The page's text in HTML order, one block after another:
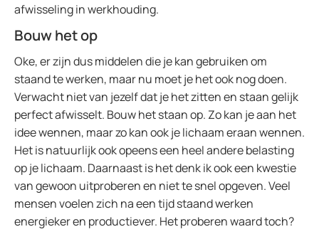
afwisseling in werkhouding.
Bouw het op
Oke, er zijn dus middelen die je kan gebruiken om
staand te werken, maar nu moet je het ook nog doen.
Verwacht niet van jezelf dat je het zitten en staan gelijk
perfect afwisselt. Bouw het staan op. Zo kan je aan het
idee wennen, maar zo kan ook je lichaam eraan wennen.
Het is natuurlijk ook opeens een heel andere belasting
op je lichaam. Daarnaast is het denk ik ook een kwestie
van gewoon uitproberen en niet te snel opgeven. Veel
mensen voelen zich na een tijd staand werken
energieker en productiever. Het proberen waard toch?